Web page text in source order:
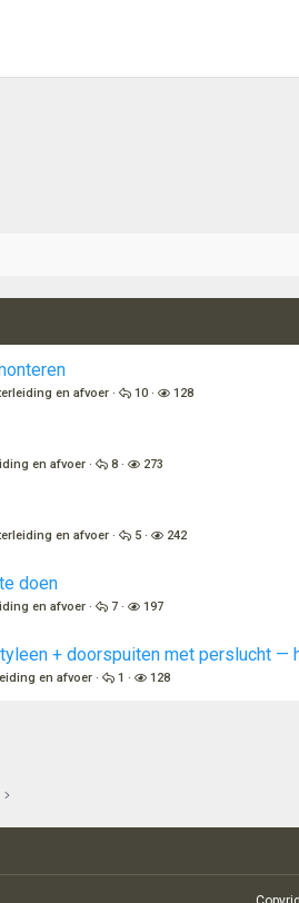
en afvoer 10 128
en afvoer 8 273
en afvoer 5 242
doen
en afvoer 7 197
+ doorspuiten met perslucht —
en afvoer 1 128